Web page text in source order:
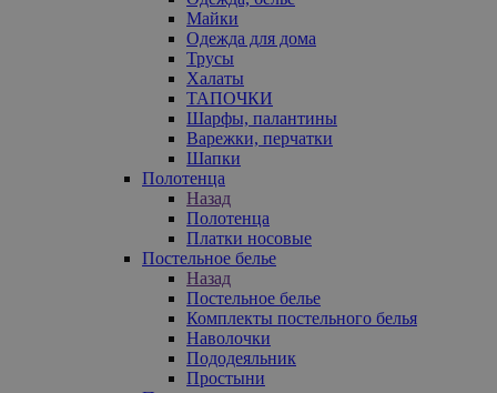
Майки
Одежда для дома
Трусы
Халаты
ТАПОЧКИ
Шарфы, палантины
Варежки, перчатки
Шапки
Полотенца
Назад
Полотенца
Платки носовые
Постельное белье
Назад
Постельное белье
Комплекты постельного белья
Наволочки
Пододеяльник
Простыни